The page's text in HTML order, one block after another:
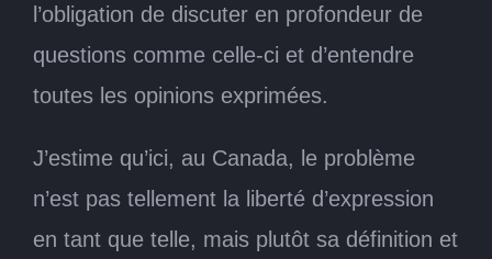
l’obligation de discuter en profondeur de
questions comme celle-ci et d’entendre
toutes les opinions exprimées.
J’estime qu’ici, au Canada, le problème
n’est pas tellement la liberté d’expression
en tant que telle, mais plutôt sa définition et